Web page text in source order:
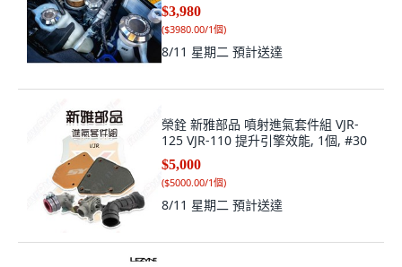
$3,980
($3980.00/1個)
8/11 星期二 預計送達
榮銓 新雅部品 噴射進氣套件組 VJR-
125 VJR-110 提升引擎效能, 1個, #30
$5,000
($5000.00/1個)
8/11 星期二 預計送達